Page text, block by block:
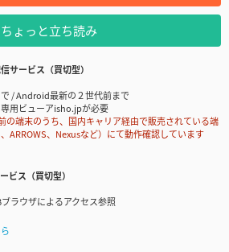
ちょっと立ち読み
サービス（買切型）
/ Android最新の２世代前まで
用ビューアisho.jpが必要
端末のうち、国内キャリア経由で販売されている端
ARROWS、Nexusなど）にて動作確認しています
ビス（買切型）
ラウザによるアクセス参照